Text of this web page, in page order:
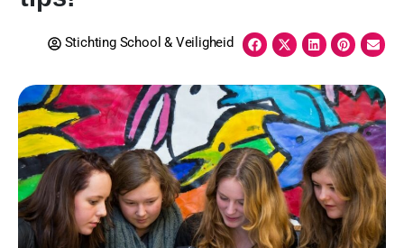
Stichting School & Veiligheid